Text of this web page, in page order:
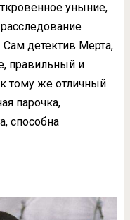
уныние,
Сам детектив Мерта,
правильный и
тому же отличный
парочка,
способна